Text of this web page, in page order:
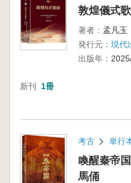
敦煌儀式
著者： 孟凡玉
発行元： 現代
出版年：
新刊 1冊
考古 単行
喚醒秦帝
馬俑